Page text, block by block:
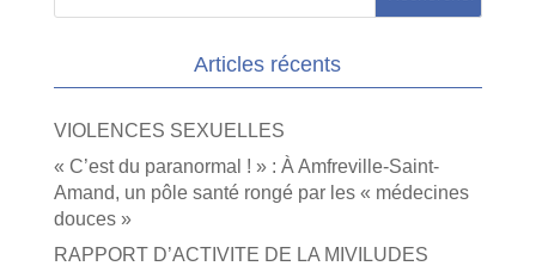
Articles récents
VIOLENCES SEXUELLES
« C’est du paranormal ! » : À Amfreville-Saint-
Amand, un pôle santé rongé par les « médecines
douces »
RAPPORT D’ACTIVITE DE LA MIVILUDES